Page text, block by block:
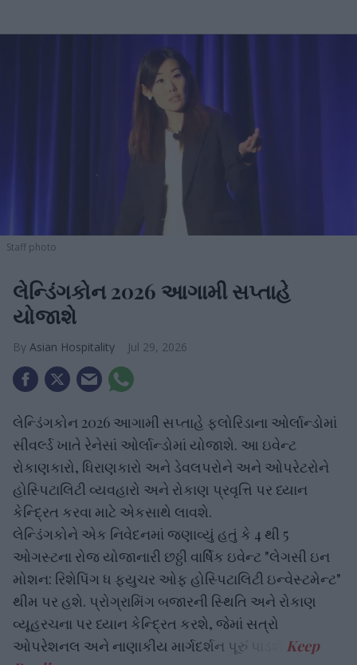
Staff photo
લેન્ડિંગકોન 2026 આગામી સપ્તાહે
યોજાશે
Asian Hospitality Jul 29, 2026
લેન્ડિંગકોન 2026 આગામી સપ્તાહે ફ્લોરિડાના ઓર્લાન્ડોમાં
સીવર્લ્ડ ખાતે રેનેસાં ઓર્લાન્ડોમાં યોજાશે. આ ઇવેન્ટ
રોકાણકારો, ધિરાણકારો અને ડેવલપરોને અને ઓપરેટરોને
હોસ્પિટાલિટી વ્યવહારો અને રોકાણ પ્રવૃત્તિ પર ધ્યાન
કેન્દ્રિત કરવા માટે એકસાથે લાવશે.
લેન્ડિંગકોને એક નિવેદનમાં જણાવ્યું હતું કે 4 થી 5
ઓગસ્ટના રોજ યોજાનારી છઠ્ઠી વાર્ષિક ઇવેન્ટ "લેગસી ઇન
મોશન: રિશેપિંગ ધ ફ્યુચર ઓફ હોસ્પિટાલિટી ઇન્વેસ્ટમેન્ટ"
થીમ પર હશે. પ્રોગ્રામિંગ બજારની સ્થિતિ અને રોકાણ
વ્યૂહરચના પર ધ્યાન કેન્દ્રિત કરશે, જેમાં સત્રો
ઓપરેશનલ અને નાણાકીય માર્ગદર્શન પૂરું પાડશે.